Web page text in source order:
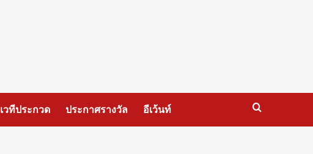
เวทีประกวด ประกาศรางวัล อีเว้นท์